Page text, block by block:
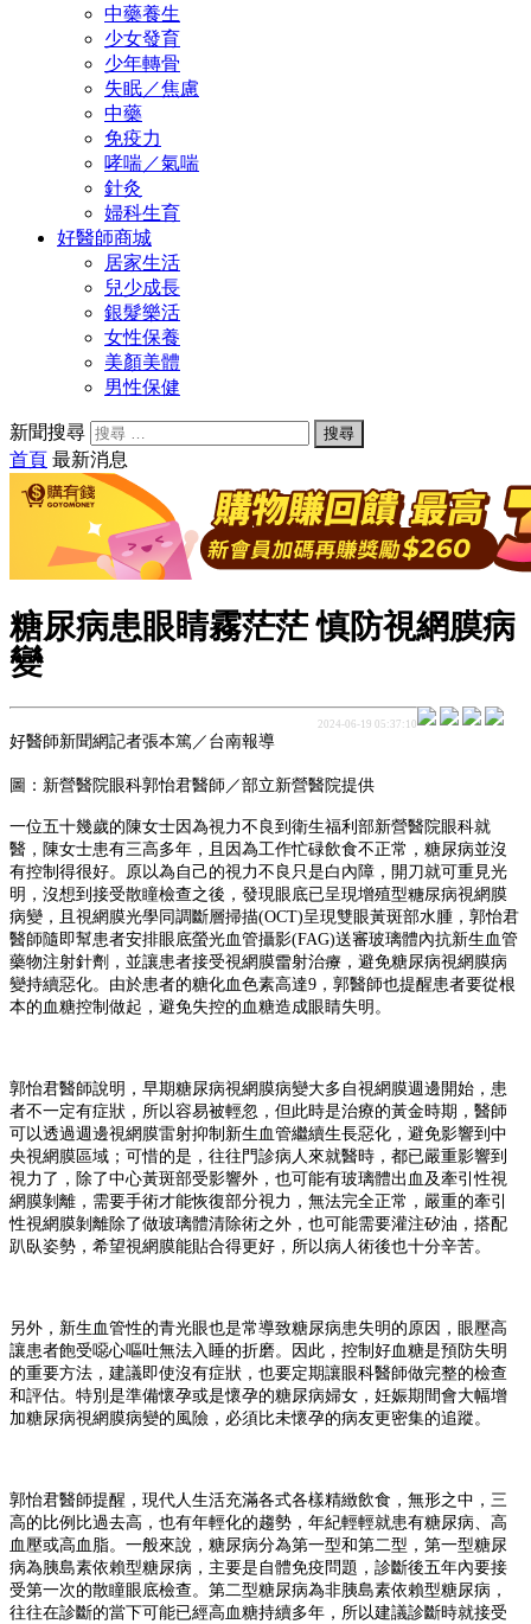
中藥養生
少女發育
少年轉骨
失眠／焦慮
中藥
免疫力
哮喘／氣喘
針灸
婦科生育
好醫師商城
居家生活
兒少成長
銀髮樂活
女性保養
美顏美體
男性保健
新聞搜尋
首頁 最新消息
糖尿病患眼睛霧茫茫 慎防視網膜病
變
2024-06-19 05:37:10
好醫師新聞網記者張本篤／台南報導
圖：新營醫院眼科郭怡君醫師／部立新營醫院提供
一位五十幾歲的陳女士因為視力不良到衛生福利部新營醫院眼科就
醫，陳女士患有三高多年，且因為工作忙碌飲食不正常，糖尿病並沒
有控制得很好。原以為自己的視力不良只是白內障，開刀就可重見光
明，沒想到接受散瞳檢查之後，發現眼底已呈現增殖型糖尿病視網膜
病變，且視網膜光學同調斷層掃描(OCT)呈現雙眼黃斑部水腫，郭怡君
醫師隨即幫患者安排眼底螢光血管攝影(FAG)送審玻璃體內抗新生血管
藥物注射針劑，並讓患者接受視網膜雷射治療，避免糖尿病視網膜病
變持續惡化。由於患者的糖化血色素高達9，郭醫師也提醒患者要從根
本的血糖控制做起，避免失控的血糖造成眼睛失明。
郭怡君醫師說明，早期糖尿病視網膜病變大多自視網膜週邊開始，患
者不一定有症狀，所以容易被輕忽，但此時是治療的黃金時期，醫師
可以透過週邊視網膜雷射抑制新生血管繼續生長惡化，避免影響到中
央視網膜區域；可惜的是，往往門診病人來就醫時，都已嚴重影響到
視力了，除了中心黃斑部受影響外，也可能有玻璃體出血及牽引性視
網膜剝離，需要手術才能恢復部分視力，無法完全正常，嚴重的牽引
性視網膜剝離除了做玻璃體清除術之外，也可能需要灌注矽油，搭配
趴臥姿勢，希望視網膜能貼合得更好，所以病人術後也十分辛苦。
另外，新生血管性的青光眼也是常導致糖尿病患失明的原因，眼壓高
讓患者飽受噁心嘔吐無法入睡的折磨。因此，控制好血糖是預防失明
的重要方法，建議即使沒有症狀，也要定期讓眼科醫師做完整的檢查
和評估。特別是準備懷孕或是懷孕的糖尿病婦女，妊娠期間會大幅增
加糖尿病視網膜病變的風險，必須比未懷孕的病友更密集的追蹤。
郭怡君醫師提醒，現代人生活充滿各式各樣精緻飲食，無形之中，三
高的比例比過去高，也有年輕化的趨勢，年紀輕輕就患有糖尿病、高
血壓或高血脂。一般來說，糖尿病分為第一型和第二型，第一型糖尿
病為胰島素依賴型糖尿病，主要是自體免疫問題，診斷後五年內要接
受第一次的散瞳眼底檢查。第二型糖尿病為非胰島素依賴型糖尿病，
往往在診斷的當下可能已經高血糖持續多年，所以建議診斷時就接受